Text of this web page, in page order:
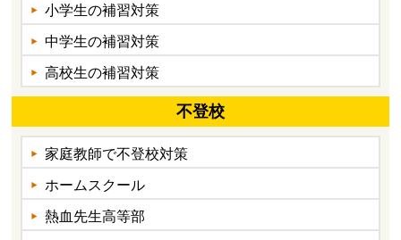
小学生の補習対策
中学生の補習対策
高校生の補習対策
不登校
家庭教師で不登校対策
ホームスクール
熱血先生高等部